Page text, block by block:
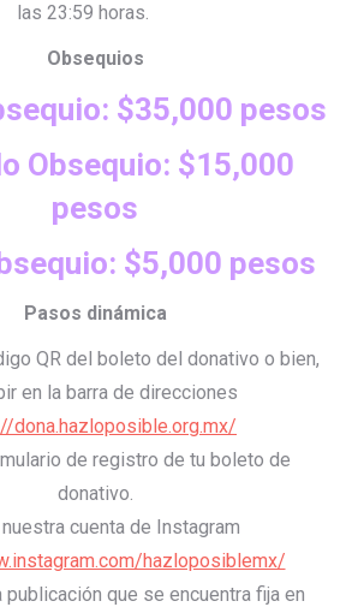
las 23:59 horas.
Obsequios
$35,000 pesos
Obsequio: $15,000
pesos
$5,000 pesos
Pasos dinámica
QR del boleto del donativo o bien,
en la barra de direcciones
dona.hazloposible.org.mx/
de registro de tu boleto de
donativo.
cuenta de Instagram
hazloposiblemx/
publicación que se encuentra fija en